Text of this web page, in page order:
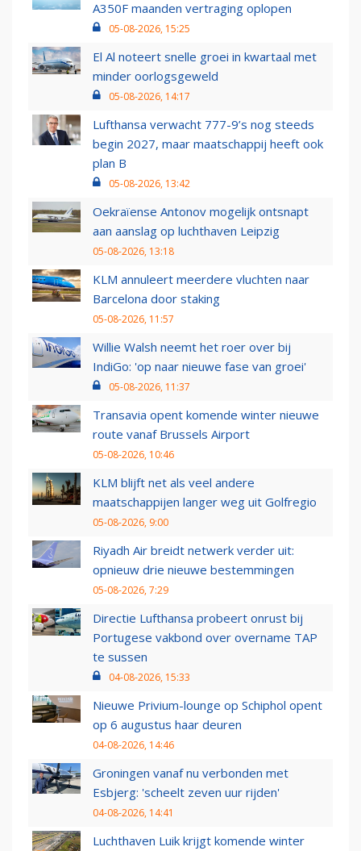
A350F maanden vertraging oplopen
05-08-2026, 15:25
El Al noteert snelle groei in kwartaal met
minder oorlogsgeweld
05-08-2026, 14:17
Lufthansa verwacht 777-9’s nog steeds
begin 2027, maar maatschappij heeft ook
plan B
05-08-2026, 13:42
Oekraïense Antonov mogelijk ontsnapt
aan aanslag op luchthaven Leipzig
05-08-2026, 13:18
KLM annuleert meerdere vluchten naar
Barcelona door staking
05-08-2026, 11:57
Willie Walsh neemt het roer over bij
IndiGo: 'op naar nieuwe fase van groei'
05-08-2026, 11:37
Transavia opent komende winter nieuwe
route vanaf Brussels Airport
05-08-2026, 10:46
KLM blijft net als veel andere
maatschappijen langer weg uit Golfregio
05-08-2026, 9:00
Riyadh Air breidt netwerk verder uit:
opnieuw drie nieuwe bestemmingen
05-08-2026, 7:29
Directie Lufthansa probeert onrust bij
Portugese vakbond over overname TAP
te sussen
04-08-2026, 15:33
Nieuwe Privium-lounge op Schiphol opent
op 6 augustus haar deuren
04-08-2026, 14:46
Groningen vanaf nu verbonden met
Esbjerg: 'scheelt zeven uur rijden'
04-08-2026, 14:41
Luchthaven Luik krijgt komende winter